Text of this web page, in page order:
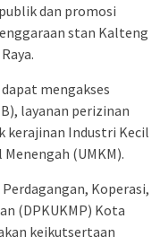
dan promosi
stan Kalteng
mengakses
layanan perizinan
kerajinan Industri Kecil
(UMKM).
Koperasi,
(DPKUKMP) Kota
keikutsertaan